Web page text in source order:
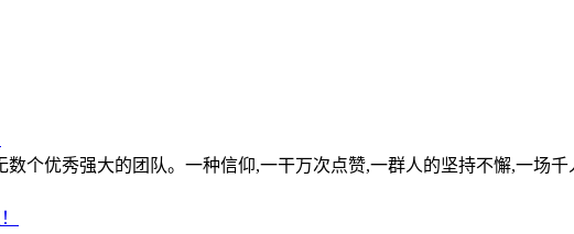
个优秀强大的团队。一种信仰,一干万次点赞,一群人的坚持不懈,一场千